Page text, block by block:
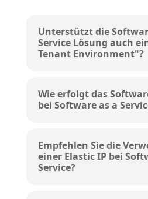
Unterstützt die
Service Lösung auch
Tenant Environment"?
Wie erfolgt das
bei Software as a
Empfehlen Sie die
einer Elastic IP bei
Service?